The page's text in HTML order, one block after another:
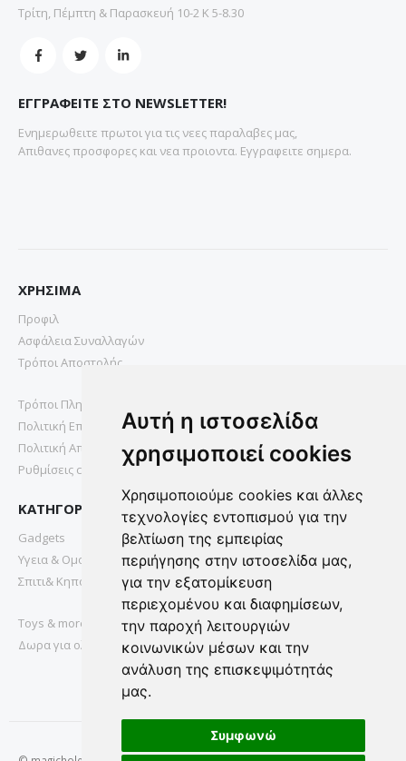
Αυτή η ιστοσελίδα
χρησιμοποιεί cookies
Χρησιμοποιούμε cookies και άλλες
τεχνολογίες εντοπισμού για την
βελτίωση της εμπειρίας
περιήγησης στην ιστοσελίδα μας,
για την εξατομίκευση
περιεχομένου και διαφημίσεων,
την παροχή λειτουργιών
κοινωνικών μέσων και την
ανάλυση της επισκεψιμότητάς
μας.
Συμφωνώ
Τρίτη, Πέμπτη & Παρασκευή 10-2 Κ 5-8.30
ΕΓΓΡΑΦΕΙΤΕ ΣΤΟ NEWSLETTER!
Ενημερωθειτε πρωτοι για τις νεες παραλαβες μας,
Απιθανες προσφορες και νεα προιοντα. Εγγραφειτε σημερα.
ΧΡΗΣΙΜΑ
Προφιλ
Ασφάλεια Συναλλαγών
Τρόποι Αποστολής
Τρόποι Πληρωμής
Πολιτική Επιστροφών
Πολιτική Απορρήτου
Ρυθμίσεις cookies
ΚΑΤΗΓΟΡΙΕΣ
Gadgets
Υγεια & Ομορφια
Σπιτι& Κηπος
Toys & more
Δωρα για ολους